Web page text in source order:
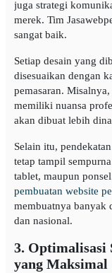
juga strategi
merek. Tim
sangat baik.
Setiap desain yang
disesuaikan dengan
pemasaran.
memiliki nuansa
akan dibuat lebih
Selain itu,
tetap tampil
tablet, maupun
pembuatan website
membuatnya banyak
dan nasional.
3. Optimalisasi
yang Maksimal